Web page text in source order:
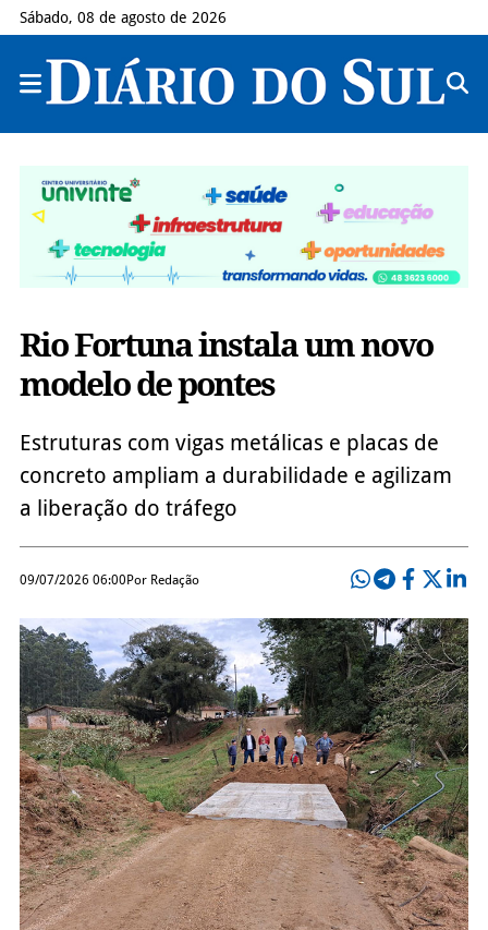
Sábado, 08 de agosto de 2026
Rio Fortuna instala um novo
modelo de pontes
Estruturas com vigas metálicas e placas de
concreto ampliam a durabilidade e agilizam
a liberação do tráfego
09/07/2026 06:00Por Redação